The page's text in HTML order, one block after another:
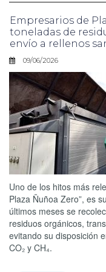
Empresarios de
toneladas de
envío a rellenos
09/06/2026
Uno de los hitos más
Plaza Ñuñoa Zero”, es
últimos meses se
residuos orgánicos,
evitando su disposición
CO₂ y CH₄.